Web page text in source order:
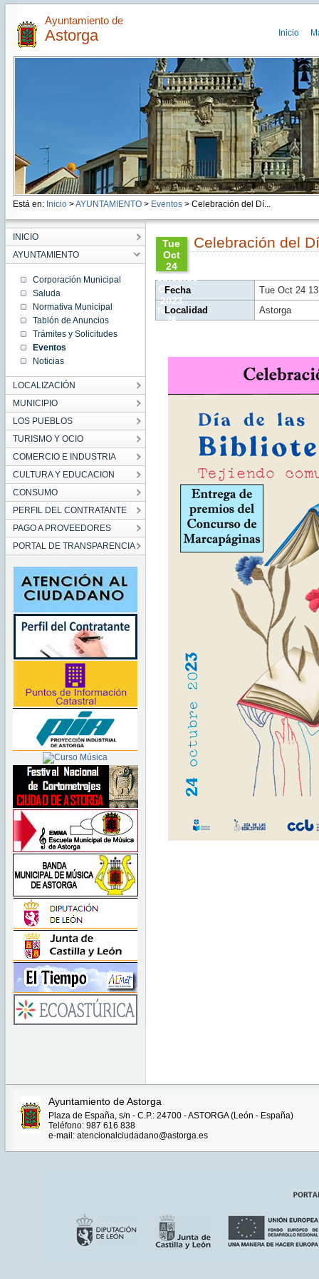
Ayuntamiento de
Astorga Inicio
Está en: Inicio >AYUNTAMIENTO> Eventos> Celebración del Dí...
INICIO
AYUNTAMIENTO
Corporación Municipal
Saluda
Normativa Municipal
Tablón de Anuncios
Trámites y Solicitudes
Eventos
Noticias
LOCALIZACIÓN
MUNICIPIO
LOS PUEBLOS
TURISMO Y OCIO
COMERCIO E INDUSTRIA
CULTURA Y EDUCACION
CONSUMO
PERFIL DEL CONTRATANTE
PAGO A PROVEEDORES
PORTAL DE TRANSPARENCIA
Tue
Oct
24
13:03:00
CEST
2023
Tue Oct
24
Celebración del
Fecha
Tue Oct 24
Localidad
Astorga
Ayuntamiento de Astorga
Plaza de España, s/n - C.P.: 24700 - ASTORGA (León - España)
Teléfono: 987 616 838
e-mail: atencionalciudadano@astorga.es